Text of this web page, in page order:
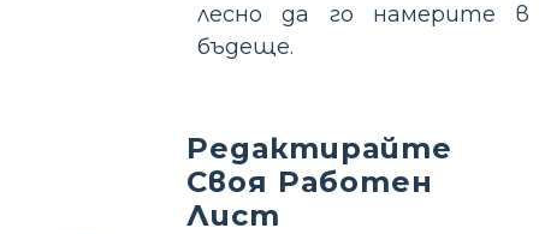
лесно да го намерите в
бъдеще.
Редактирайте
Своя Работен
Лист